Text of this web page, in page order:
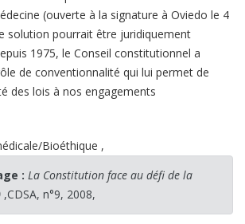
(ouverte à la signature à Oviedo le 4
solution pourrait être juridiquement
1975, le Conseil constitutionnel a
de conventionnalité qui lui permet de
des lois à nos engagements
Bioéthique ,
: La Constitution face au défi de la
,CDSA, n°9, 2008,